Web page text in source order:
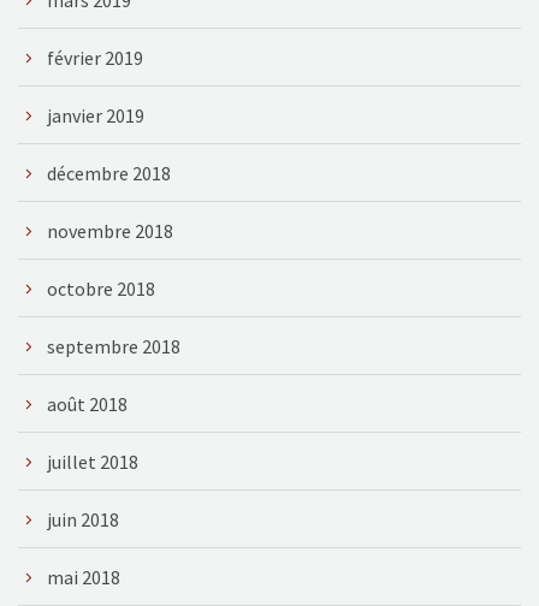
février 2019
janvier 2019
décembre 2018
novembre 2018
octobre 2018
septembre 2018
août 2018
juillet 2018
juin 2018
mai 2018